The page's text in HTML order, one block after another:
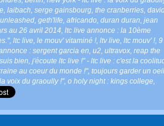
laibach serge gainsbourg the cranberries
geth'life africando duran duran jean
au 26 avril 2014 ltc live annonce : la 10ème
, ltc live le mouv' vitaminé ! ltv live ltc mouv' ! 9
: sergent garcia en u2 ultravox reap the
bien j'écoute ltc live !" - ltc live : c'est la
au coeur du monde !", toujours garder un
voix du graoully !", o holy night : kings college